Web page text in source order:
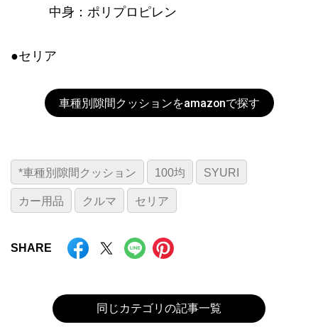
中身：ポリプロピレン
●セリア
車種別隙間クッションをamazonで探す
*車種別隙間クッション 100均 SYURI
カー用品 クルマ セリア
SHARE
同じカテゴリの記事一覧